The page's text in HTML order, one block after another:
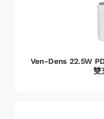
Ven-Dens 22.5W
雙